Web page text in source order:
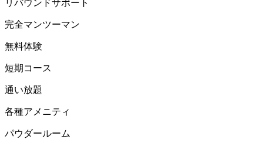
リバウンドサポート
完全マンツーマン
無料体験
短期コース
通い放題
各種アメニティ
パウダールーム